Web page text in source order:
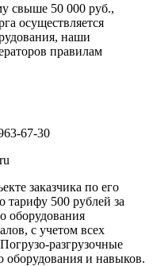
свыше 50 000 руб.,
осуществляется
наши
правилам
67-30
заказчика по его
тарифу 500 рублей за
оборудования
с учетом всех
разгрузочные
оборудования и навыков.